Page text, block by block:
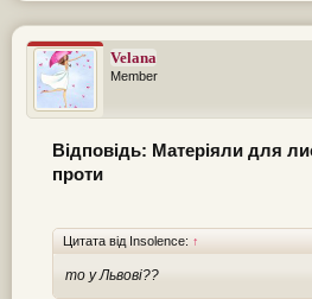
Velana
Member
Відповідь: Матеріяли для
проти
Цитата від Insolence: ↑
то у Львові??